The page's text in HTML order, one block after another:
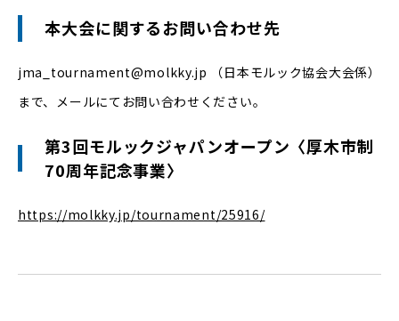
本大会に関するお問い合わせ先
jma_tournament@molkky.jp （日本モルック協会大会係）
まで、メールにてお問い合わせください。
第3回モルックジャパンオープン〈厚木市制
70周年記念事業〉
https://molkky.jp/tournament/25916/